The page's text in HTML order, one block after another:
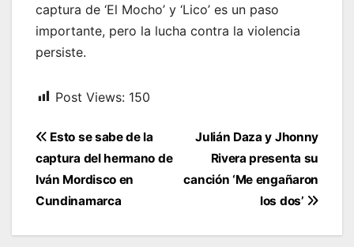
captura de ‘El Mocho’ y ‘Lico’ es un paso
importante, pero la lucha contra la violencia
persiste.
Post Views: 150
Navegación
de
entradas
Julián Daza y Jhonny
Rivera presenta su
canción ‘Me engañaron
los dos’
Esto se sabe de la
captura del hermano de
Iván Mordisco en
Cundinamarca